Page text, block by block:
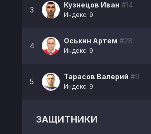
3
Кузнецов Иван #14
Индекс: 9
4
Оськин Артем #28
Индекс: 9
5
Тарасов Валерий #9
Индекс: 9
ЗАЩИТНИКИ